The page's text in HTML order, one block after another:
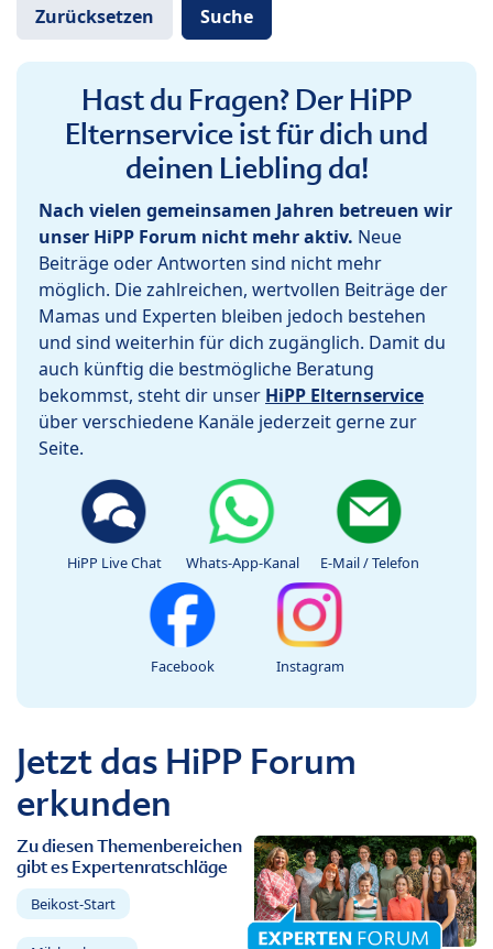
Hast du Fragen? Der HiPP
Elternservice ist für dich und
deinen Liebling da!
Nach vielen gemeinsamen Jahren betreuen wir
unser HiPP Forum nicht mehr aktiv. Neue
Beiträge oder Antworten sind nicht mehr
möglich. Die zahlreichen, wertvollen Beiträge der
Mamas und Experten bleiben jedoch bestehen
und sind weiterhin für dich zugänglich. Damit du
auch künftig die bestmögliche Beratung
bekommst, steht dir unser HiPP Elternservice
über verschiedene Kanäle jederzeit gerne zur
Seite.
HiPP Live Chat Whats-App-Kanal E-Mail / Telefon
Facebook Instagram
Jetzt das HiPP Forum
erkunden
Zu diesen Themenbereichen
gibt es Expertenratschläge
Beikost-Start